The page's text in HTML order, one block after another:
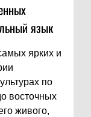
язык
ярких и
по
восточных
живого,